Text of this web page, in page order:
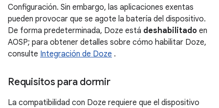
Configuración. Sin embargo, las aplicaciones exentas
pueden provocar que se agote la batería del dispositivo.
De forma predeterminada, Doze está deshabilitado en
AOSP; para obtener detalles sobre cómo habilitar Doze,
consulte Integración de Doze .
Requisitos para dormir
La compatibilidad con Doze requiere que el dispositivo